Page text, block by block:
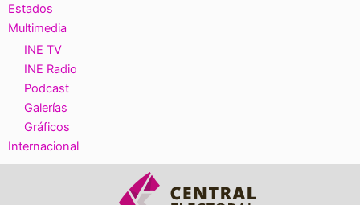
Estados
Multimedia
INE TV
INE Radio
Podcast
Galerías
Gráficos
Internacional